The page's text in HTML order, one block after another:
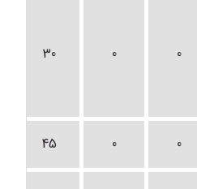
0
0
30
0
0
45